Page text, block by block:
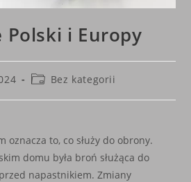
Polski i Europy
PostBez kategorii
oznacza to, co służy do obrony.
domu była broń służąca do
napastnikiem. Zmiany